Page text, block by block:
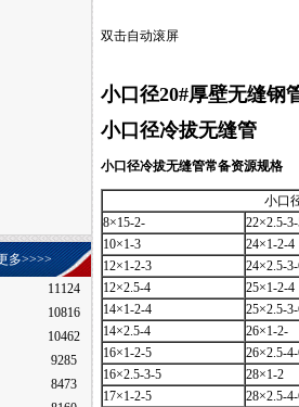
多>>>>
11124
10816
10462
9285
8473
双击自动滚屏
小口径20#厚壁无缝钢
小口径冷拔无缝管
小口径冷拔无缝管常备资源规格
小口
8×15-2-
22×2.5-
10×1-3
24×1-2-4
12×1-2-3
24×2.5-
12×2.5-4
25×1-2-4
14×1-2-4
25×2.5-
14×2.5-4
26×1-2-
16×1-2-5
26×2.5-
16×2.5-3-5
28×1-2
17×1-2-5
28×2.5-